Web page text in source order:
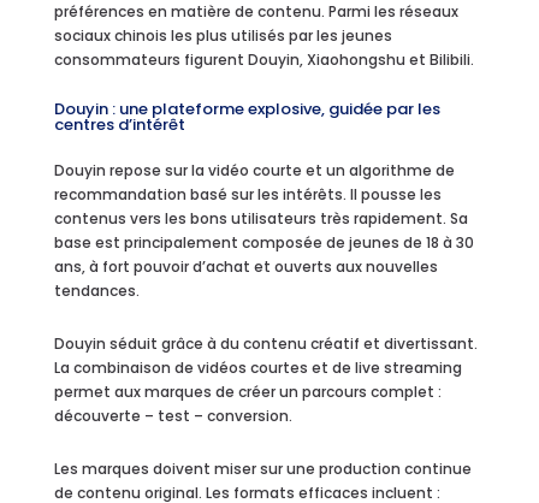
préférences en matière de contenu. Parmi les réseaux
sociaux chinois les plus utilisés par les jeunes
consommateurs figurent Douyin, Xiaohongshu et Bilibili.
Douyin : une plateforme explosive, guidée par les
centres d’intérêt
Douyin repose sur la vidéo courte et un algorithme de
recommandation basé sur les intérêts. Il pousse les
contenus vers les bons utilisateurs très rapidement. Sa
base est principalement composée de jeunes de 18 à 30
ans, à fort pouvoir d’achat et ouverts aux nouvelles
tendances.
Douyin séduit grâce à du contenu créatif et divertissant.
La combinaison de vidéos courtes et de live streaming
permet aux marques de créer un parcours complet :
découverte – test – conversion.
Les marques doivent miser sur une production continue
de contenu original. Les formats efficaces incluent :